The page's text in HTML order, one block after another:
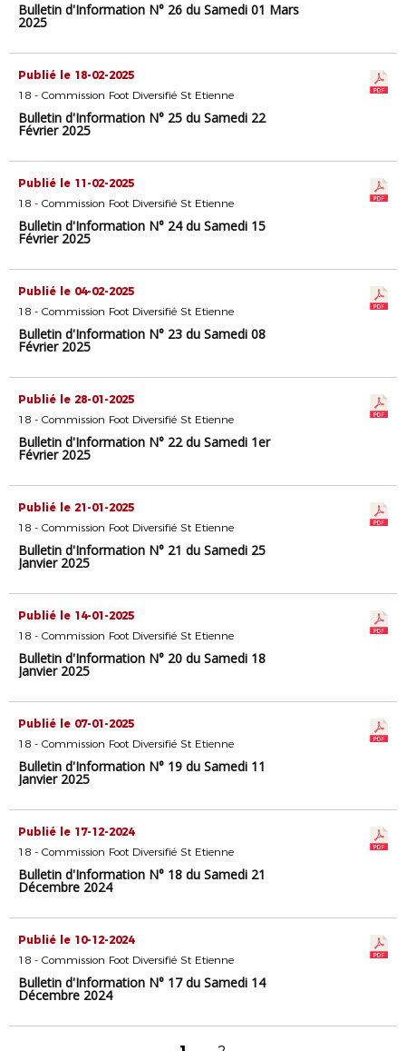
Bulletin d'Information N° 26 du Samedi 01 Mars
2025
Publié le 18-02-2025
18 - Commission Foot Diversifié St Etienne
Bulletin d'Information N° 25 du Samedi 22
Février 2025
Publié le 11-02-2025
18 - Commission Foot Diversifié St Etienne
Bulletin d'Information N° 24 du Samedi 15
Février 2025
Publié le 04-02-2025
18 - Commission Foot Diversifié St Etienne
Bulletin d'Information N° 23 du Samedi 08
Février 2025
Publié le 28-01-2025
18 - Commission Foot Diversifié St Etienne
Bulletin d'Information N° 22 du Samedi 1er
Février 2025
Publié le 21-01-2025
18 - Commission Foot Diversifié St Etienne
Bulletin d'Information N° 21 du Samedi 25
Janvier 2025
Publié le 14-01-2025
18 - Commission Foot Diversifié St Etienne
Bulletin d'Information N° 20 du Samedi 18
Janvier 2025
Publié le 07-01-2025
18 - Commission Foot Diversifié St Etienne
Bulletin d'Information N° 19 du Samedi 11
Janvier 2025
Publié le 17-12-2024
18 - Commission Foot Diversifié St Etienne
Bulletin d'Information N° 18 du Samedi 21
Décembre 2024
Publié le 10-12-2024
18 - Commission Foot Diversifié St Etienne
Bulletin d'Information N° 17 du Samedi 14
Décembre 2024